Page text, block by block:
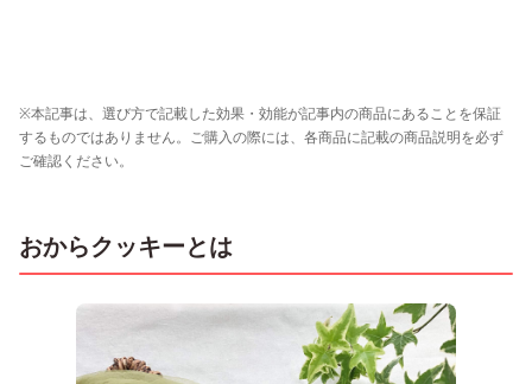
※本記事は、選び方で記載した効果・効能が記事内の商品にあることを保証
するものではありません。ご購入の際には、各商品に記載の商品説明を必ず
ご確認ください。
おからクッキーとは